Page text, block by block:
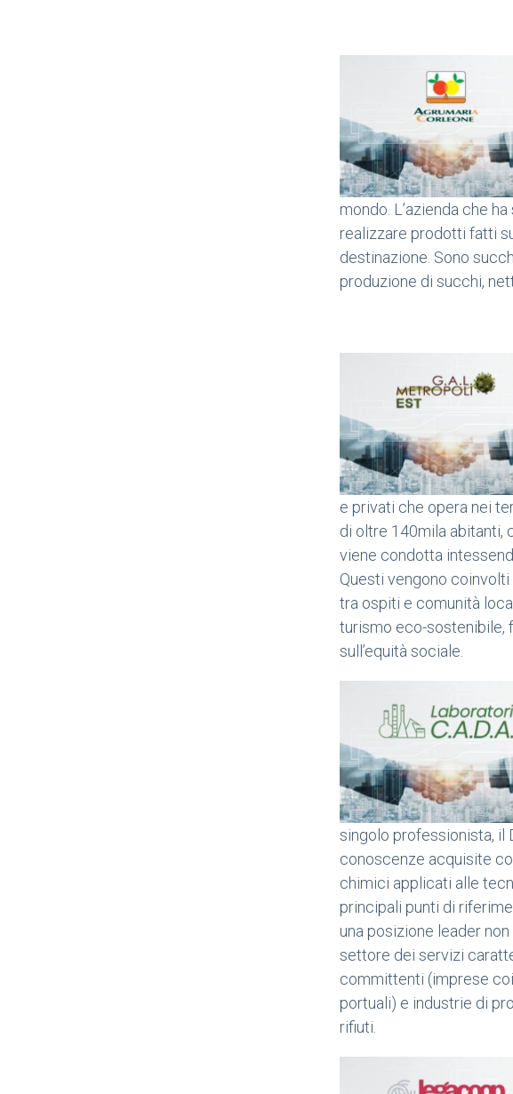
mondo. L’azienda che
realizzare prodotti fatti
destinazione. Sono
produzione di succhi,
e privati che opera nei
di oltre 140mila abitanti,
viene condotta
Questi vengono
tra ospiti e comunità
turismo eco-sostenibile,
sull’equità sociale.
singolo professionista, il
conoscenze acquisite
chimici applicati alle
principali punti di
una posizione leader
settore dei servizi
committenti (imprese
portuali) e industrie di
rifiuti.